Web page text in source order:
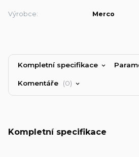
Výrobce: Merco
Kompletní specifikace
Komentáře 0
Kompletní specifikace